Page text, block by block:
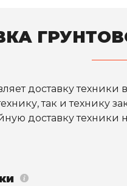
доставку техники
так и технику
доставку техники